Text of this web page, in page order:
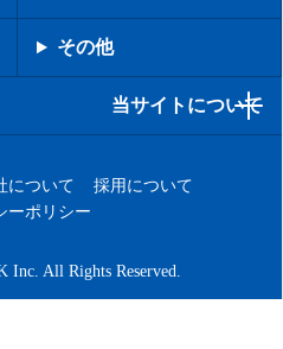
その他
当サイトについて
について
採用について
ーポリシー
All Rights Reserved.